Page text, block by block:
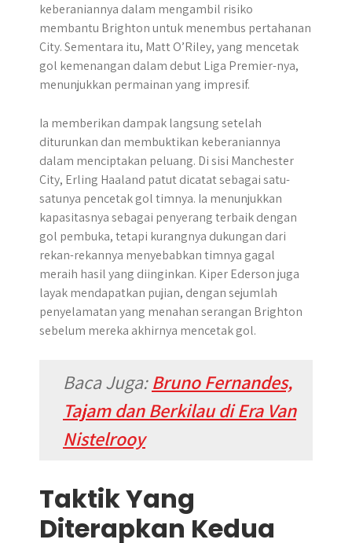
keberaniannya dalam mengambil risiko
membantu Brighton untuk menembus pertahanan
City. Sementara itu, Matt O’Riley, yang mencetak
gol kemenangan dalam debut Liga Premier-nya,
menunjukkan permainan yang impresif.
Ia memberikan dampak langsung setelah
diturunkan dan membuktikan keberaniannya
dalam menciptakan peluang. Di sisi Manchester
City, Erling Haaland patut dicatat sebagai satu-
satunya pencetak gol timnya. Ia menunjukkan
kapasitasnya sebagai penyerang terbaik dengan
gol pembuka, tetapi kurangnya dukungan dari
rekan-rekannya menyebabkan timnya gagal
meraih hasil yang diinginkan. Kiper Ederson juga
layak mendapatkan pujian, dengan sejumlah
penyelamatan yang menahan serangan Brighton
sebelum mereka akhirnya mencetak gol.
Baca Juga:Bruno Fernandes,
Tajam dan Berkilau di Era Van
Nistelrooy
Taktik Yang
Diterapkan Kedua